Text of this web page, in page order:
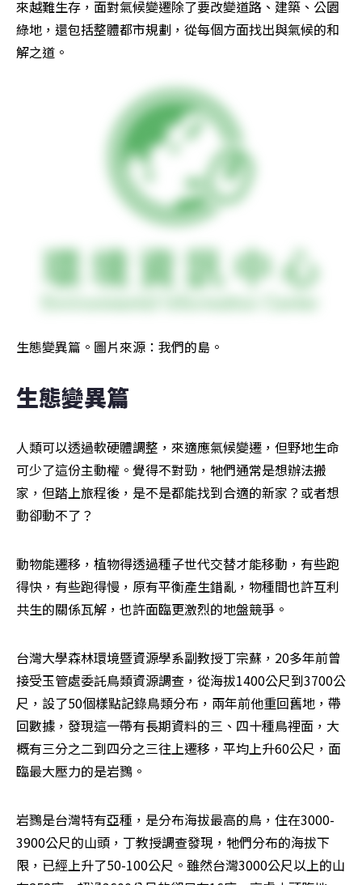
來越難生存，面對氣候變遷除了要改變道路、建築、公園
綠地，還包括整體都市規劃，從每個方面找出與氣候的和
解之道。
生態變異篇。圖片來源：我們的島。
生態變異篇
人類可以透過軟硬體調整，來適應氣候變遷，但野地生命
可少了這份主動權。覺得不對勁，牠們通常是想辦法搬
家，但踏上旅程後，是不是都能找到合適的新家？或者想
動卻動不了？
動物能遷移，植物得透過種子世代交替才能移動，有些跑
得快，有些跑得慢，原有平衡產生錯亂，物種間也許互利
共生的關係瓦解，也許面臨更激烈的地盤競爭。
台灣大學森林環境暨資源學系副教授丁宗蘇，20多年前曾
接受玉管處委託鳥類資源調查，從海拔1400公尺到3700公
尺，設了50個樣點記錄鳥類分布，兩年前他重回舊地，帶
回數據，發現這一帶有長期資料的三、四十種鳥裡面，大
概有三分之二到四分之三往上遷移，平均上升60公尺，面
臨最大壓力的是岩鷚。
岩鷚是台灣特有亞種，是分布海拔最高的鳥，住在3000-
3900公尺的山頭，丁教授調查發現，牠們分布的海拔下
限，已經上升了50-100公尺。雖然台灣3000公尺以上的山